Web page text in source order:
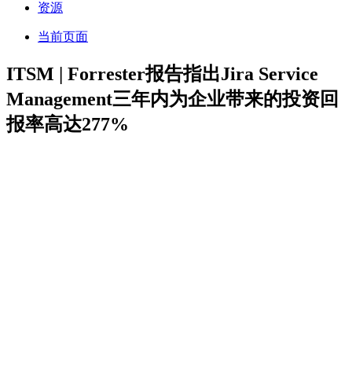
资源
当前页面
ITSM | Forrester报告指出Jira Service
Management三年内为企业带来的投资回
报率高达277%